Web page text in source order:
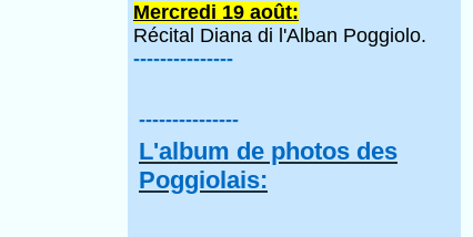
Mercredi 19 août:
Récital Diana di l'Alban Poggiolo.
---------------
---------------
L'album de photos des
Poggiolais: